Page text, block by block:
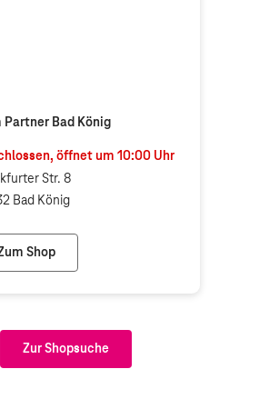
Partner Bad König
öffnet um 10:00 Uhr
Str. 8
Bad König
Shop
Telekom Partner Bad König
Zur Shopsuche